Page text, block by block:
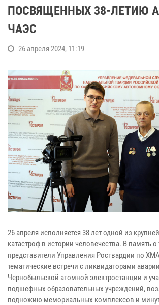
ПОСВЯЩЕННЫХ 38-ЛЕТИЮ
ЧАЭС
26 апреля 2024, 11:19
26 апреля исполняется 38 лет одной из
катастроф в истории человечества. В память о
представители Управления Росгвардии по
тематические встречи с ликвидаторами
Чернобыльской атомной электростанции и
подшефных образовательных учреждений,
подножию мемориальных комплексов и